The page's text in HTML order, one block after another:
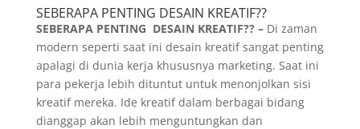
SEBERAPA PENTING DESAIN KREATIF??
SEBERAPA PENTING DESAIN KREATIF?? –Di zaman
modern seperti saat ini desain kreatif sangat penting
apalagi di dunia kerja khususnya marketing. Saat ini
para pekerja lebih dituntut untuk menonjolkan sisi
kreatif mereka. Ide kreatif dalam berbagai bidang
dianggap akan lebih menguntungkan dan